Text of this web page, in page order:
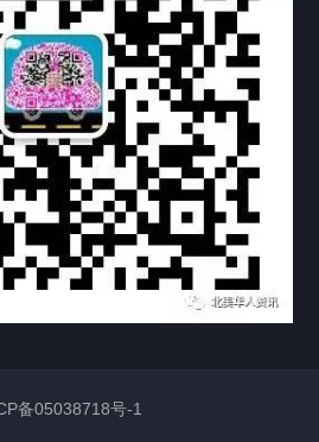
海牙认证
海牙认证
海牙认证
牙认证
备05038718号-1